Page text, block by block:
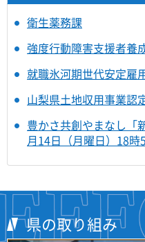
き
ま 衛生薬務課
強度行動障害支援者養
就職氷河期世代安定雇
山梨県土地収用事業認
豊かさ共創やまなし「
月14日（月曜日）18時
県の取り組み